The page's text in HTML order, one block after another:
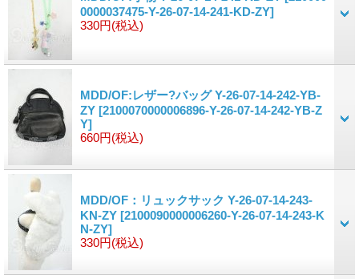
0000037475-Y-26-07-14-241-KD-ZY]
330円(税込)
MDD/OF:レザー?バッグ Y-26-07-14-242-YB-
ZY [2100070000006896-Y-26-07-14-242-YB-Z
Y]
660円(税込)
MDD/OF：リュックサック Y-26-07-14-243-
KN-ZY [2100090000006260-Y-26-07-14-243-K
N-ZY]
330円(税込)